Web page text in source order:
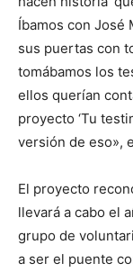
Íbamos con José
sus puertas con
tomábamos los
ellos querían
proyecto ‘Tu
versión de eso»,
El proyecto
llevará a cabo el
grupo de
a ser el puente